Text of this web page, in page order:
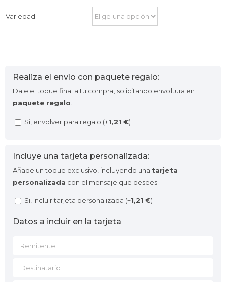
Variedad
Realiza el envío con paquete regalo:
Dale el toque final a tu compra, solicitando envoltura en
paquete regalo
Si, envolver para regalo (+1,21 €)
Incluye una tarjeta personalizada:
Añade un toque exclusivo, incluyendo una tarjeta
personalizada con el mensaje que desees.
Si, incluir tarjeta personalizada (+1,21 €)
Datos a incluir en la tarjeta